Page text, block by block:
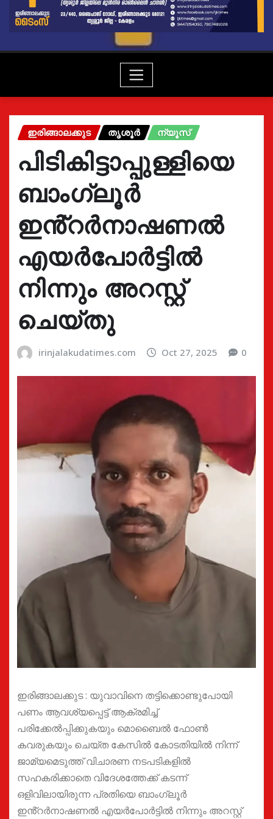
ഇരിങ്ങാലക്കുട തൃശൂർ ന്യൂസ്
പിടികിട്ടാപ്പുള്ളിയെ
ബാംഗ്ലൂർ
ഇൻ്റർനാഷണൽ
എയർപോർട്ടിൽ
നിന്നും അറസ്റ്റ്
ചെയ്തു
irinjalakudatimes.com Oct 27, 2025 0
ഇരിങ്ങാലക്കുട : യുവാവിനെ തട്ടിക്കൊണ്ടുപോയി
പണം ആവശ്യപ്പെട്ട് ആക്രമിച്ച്
പരിക്കേൽപ്പിക്കുകയും മൊബൈൽ ഫോൺ
കവരുകയും ചെയ്ത കേസിൽ കോടതിയിൽ നിന്ന്
ജാമ്യമെടുത്ത് വിചാരണ നടപടികളിൽ
സഹകരിക്കാതെ വിദേശത്തേക്ക് കടന്ന്
ഒളിവിലായിരുന്ന പ്രതിയെ ബാംഗ്ലൂർ
ഇൻ്റർനാഷണൽ എയർപോർട്ടിൽ നിന്നും അറസ്റ്റ്